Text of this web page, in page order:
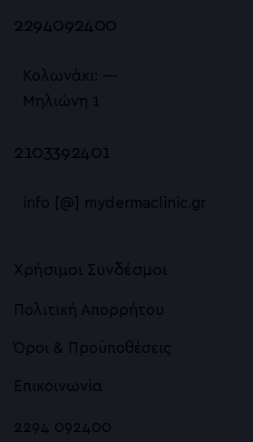
2294092400
Κολωνάκι: —
Μηλιώνη 1
2103392401
info [@] mydermaclinic.gr
Χρήσιμοι Συνδέσμοι
Πολιτική Απορρήτου
Όροι & Προϋποθέσεις
Επικοινωνία
2294 092400